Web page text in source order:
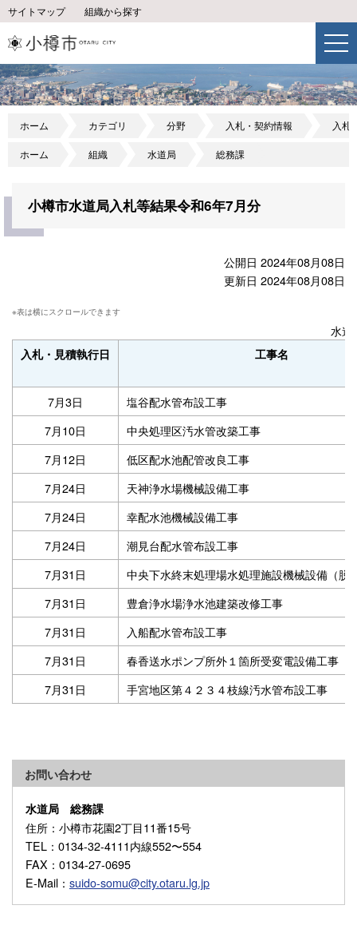
サイトマップ 組織から探す
ホーム カテゴリ 分野 入札・契約情報 入札
ホーム 組織 水道局 総務課
小樽市水道局入札等結果令和6年7月分
公開日 2024年08月08日
更新日 2024年08月08日
水道
入札・見積執行日 工事名
7月3日
塩谷配水管布設工事
7月10日
中央処理区汚水管改築工事
7月12日
低区配水池配管改良工事
7月24日
天神浄水場機械設備工事
7月24日
幸配水池機械設備工事
7月24日
潮見台配水管布設工事
7月31日
中央下水終末処理場水処理施設機械設備（脱
7月31日
豊倉浄水場浄水池建築改修工事
7月31日
入船配水管布設工事
7月31日
春香送水ポンプ所外１箇所受変電設備工事
7月31日
手宮地区第４２３４枝線汚水管布設工事
お問い合わせ
水道局 総務課
住所 ：小樽市花園2丁目11番15号
TEL ：0134-32-4111内線552〜554
FAX ：0134-27-0695
E-Mail ： suido-somu@city.otaru.lg.jp